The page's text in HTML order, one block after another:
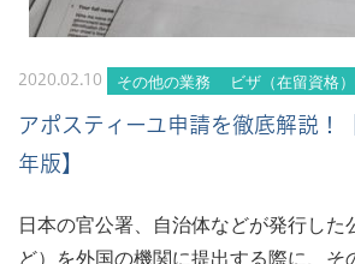
2020.02.10 その他の業務 ビザ（在留資格
アポスティーユ申請を徹底解説！
年版】
日本の官公署、自治体などが発行した
ど）を外国の機関に提出する際に、そ